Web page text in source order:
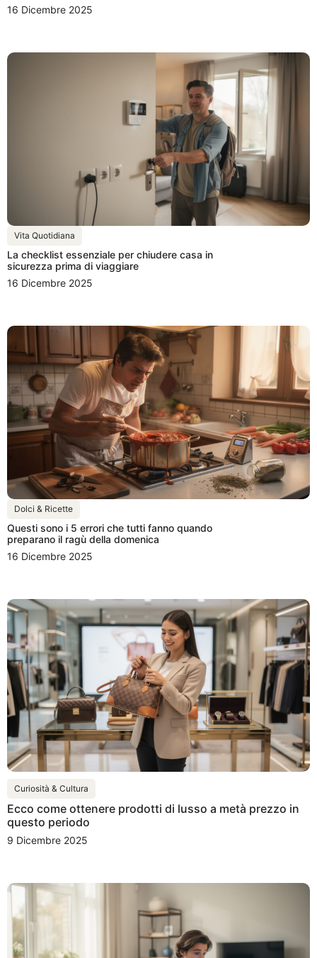
16 Dicembre 2025
Vita Quotidiana
La checklist essenziale per chiudere casa in
sicurezza prima di viaggiare
16 Dicembre 2025
Dolci & Ricette
Questi sono i 5 errori che tutti fanno quando
preparano il ragù della domenica
16 Dicembre 2025
Curiosità & Cultura
Ecco come ottenere prodotti di lusso a metà prezzo in
questo periodo
9 Dicembre 2025